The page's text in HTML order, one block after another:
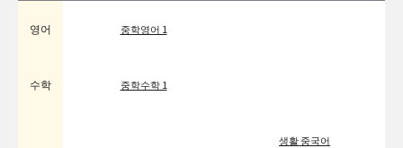
영어 중학영어 1
수학 중학수학 1
생활 중국어